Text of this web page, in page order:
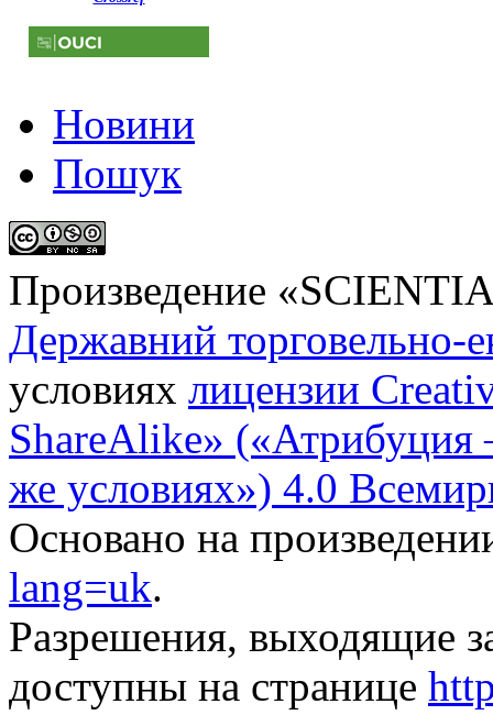
Новини
Пошук
Произведение «
Державний торговельно-
условиях лицензии
ShareAlike»
же условиях») 4.0
Основано на
lang=uk.
Разрешения, выходящие
доступны на странице